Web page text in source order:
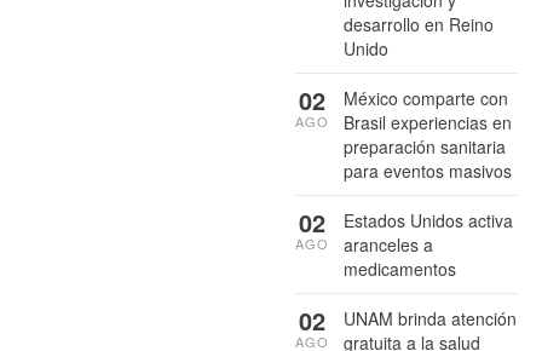
desarrollo en Reino
Unido
México comparte con
Brasil experiencias en
preparación sanitaria
para eventos masivos
02
AGO
Estados Unidos activa
aranceles a
medicamentos
02
AGO
UNAM brinda atención
gratuita a la salud
02
AGO